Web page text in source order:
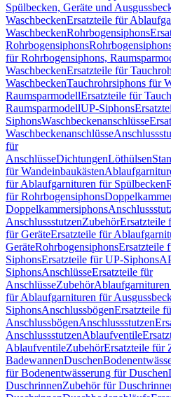
Spülbecken, Geräte und
WaschbeckenErsatzteile für
WaschbeckenRohrbogensiphons
Rohrbogensiphons
für Rohrbogensiphons,
WaschbeckenErsatzteile für
WaschbeckenTauchrohrsiphons für
RaumsparmodellErsatzteile für
RaumsparmodellUP-Siphons
SiphonsWaschbeckenanschlüsse
Waschbeckenanschlüsse
für
AnschlüsseDichtungenLöthülsen
für Wandeinbaukästen
für Ablaufgarnituren für Spülbecken
für Rohrbogensiphons
Doppelkammersiphons
AnschlussstutzenZubehörErsatzteile
für GeräteErsatzteile für
GeräteRohrbogensiphonsErsatzteile
SiphonsErsatzteile für UP-Siphons
SiphonsAnschlüsseErsatzteile für
AnschlüsseZubehör
für Ablaufgarnituren für
SiphonsAnschlussbögenErsatzteile
AnschlussbögenAnschlussstutzen
AnschlussstutzenAblaufventile
AblaufventileZubehörErsatzteile für
BadewannenDuschen
für Bodenentwässerung für Duschen
DuschrinnenZubehör für